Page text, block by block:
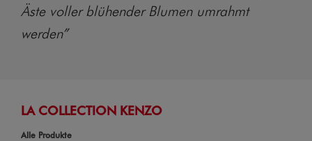
Äste voller blühender Blumen umrahmt
werden”
LA COLLECTION KENZO
Alle Produkte